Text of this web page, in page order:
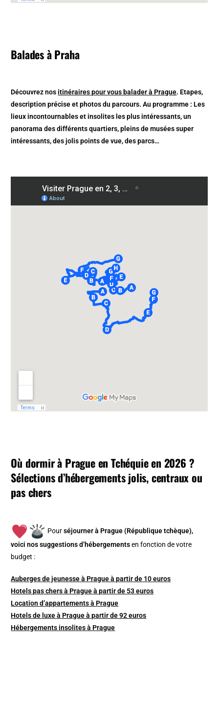
Balades à Praha
Découvrez nos itinéraires pour vous balader à Prague. Etapes,
description précise et photos du parcours. Au programme : Les
lieux incontournables et insolites les plus intéressants, un
panorama des différents quartiers, pleins de musées super
intéressants, des jolis points de vue, des parcs…
Où dormir à Prague en Tchéquie en 2026 ?
Sélections d’hébergements jolis, centraux ou
pas chers
Pourséjourner à Prague (République tchèque),
voici nos suggestions d’hébergements en fonction de votre
budget :
Auberges de jeunesse à Prague à partir de 10 euros
Hotels pas chers à Prague à partir de 53 euros
Location d’appartements à Prague
Hotels de luxe à Prague à partir de 92 euros
Hébergements insolites à Prague